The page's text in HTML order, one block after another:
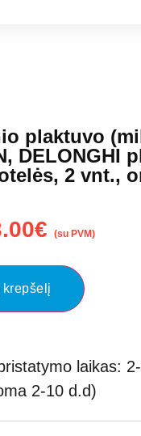
plaktuvo
DELONGHI
2 vnt.,
€ (su PVM)
Į krepšelį
laikas:
2-10 d.d)